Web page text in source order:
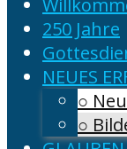
250 Jahre
NEUES
○
○